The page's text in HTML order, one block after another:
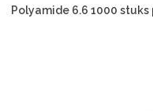
Polyamide 6.6 1000